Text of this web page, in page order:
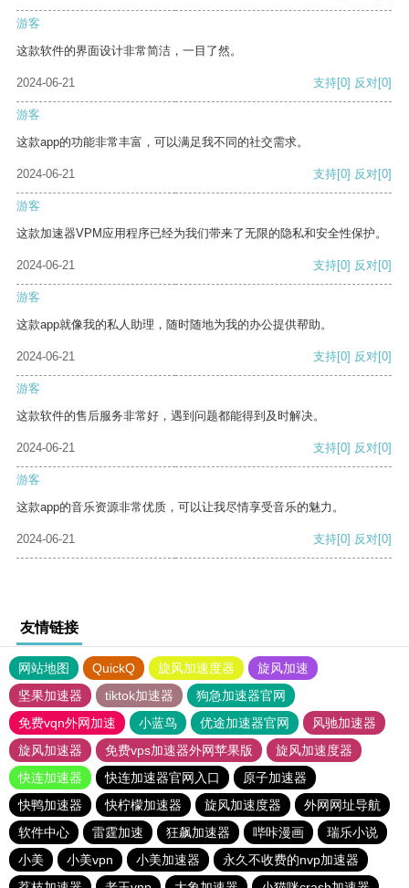
游客
这款软件的界面设计非常简洁，一目了然。
2024-06-21 支持[0] 反对[0]
游客
这款app的功能非常丰富，可以满足我不同的社交需求。
2024-06-21 支持[0] 反对[0]
游客
这款加速器VPM应用程序已经为我们带来了无限的隐私和安全性保护。
2024-06-21 支持[0] 反对[0]
游客
这款app就像我的私人助理，随时随地为我的办公提供帮助。
2024-06-21 支持[0] 反对[0]
游客
这款软件的售后服务非常好，遇到问题都能得到及时解决。
2024-06-21 支持[0] 反对[0]
游客
这款app的音乐资源非常优质，可以让我尽情享受音乐的魅力。
2024-06-21 支持[0] 反对[0]
友情链接
网站地图 QuickQ 旋风加速度器
旋风加速
坚果加速器
tiktok加速器
狗急加速器官网
免费vqn外网加速
小蓝鸟 优途加速器官网
风驰加速器
旋风加速器
免费vps加速器外网苹果版
旋风加速度器
快连加速器
快连加速器官网入口
原子加速器
快鸭加速器
快柠檬加速器 旋风加速度器
外网网址导航
软件中心
雷霆加速 狂飙加速器 哔咔漫画
瑞乐小说
小美
小美vpn 小美加速器
永久不收费的nvp加速器